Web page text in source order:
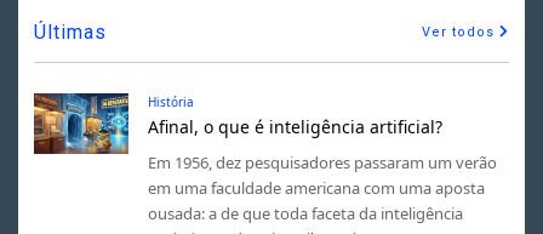
Últimas Ver todos
História
Afinal, o que é inteligência artificial?
Em 1956, dez pesquisadores passaram um verão
em uma faculdade americana com uma aposta
ousada: a de que toda faceta da inteligência